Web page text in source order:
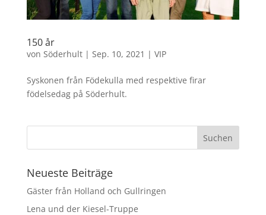
150 år
von Söderhult| Sep. 10, 2021 | VIP
Syskonen från Födekulla med respektive firar
födelsedag på Söderhult.
Neueste Beiträge
Gäster från Holland och Gullringen
Lena und der Kiesel-Truppe